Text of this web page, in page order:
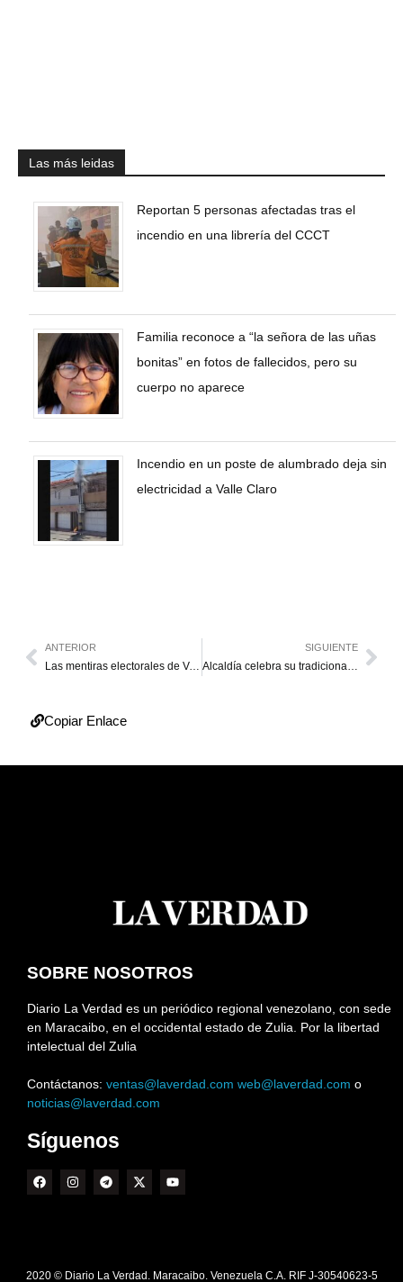
Las más leidas
Reportan 5 personas afectadas tras el
incendio en una librería del CCCT
Familia reconoce a “la señora de las uñas
bonitas” en fotos de fallecidos, pero su
cuerpo no aparece
Incendio en un poste de alumbrado deja sin
electricidad a Valle Claro
ANTERIOR
Las mentiras electorales de Venezuela
SIGUIENTE
Alcaldía celebra su tradicional Hallacazo
Copiar Enlace
SOBRE NOSOTROS
Diario La Verdad es un periódico regional venezolano, con sede
en Maracaibo, en el occidental estado de Zulia. Por la libertad
intelectual del Zulia
Contáctanos: ventas@laverdad.com web@laverdad.com o
noticias@laverdad.com
Síguenos
2020 © Diario La Verdad. Maracaibo. Venezuela C.A. RIF J-30540623-5